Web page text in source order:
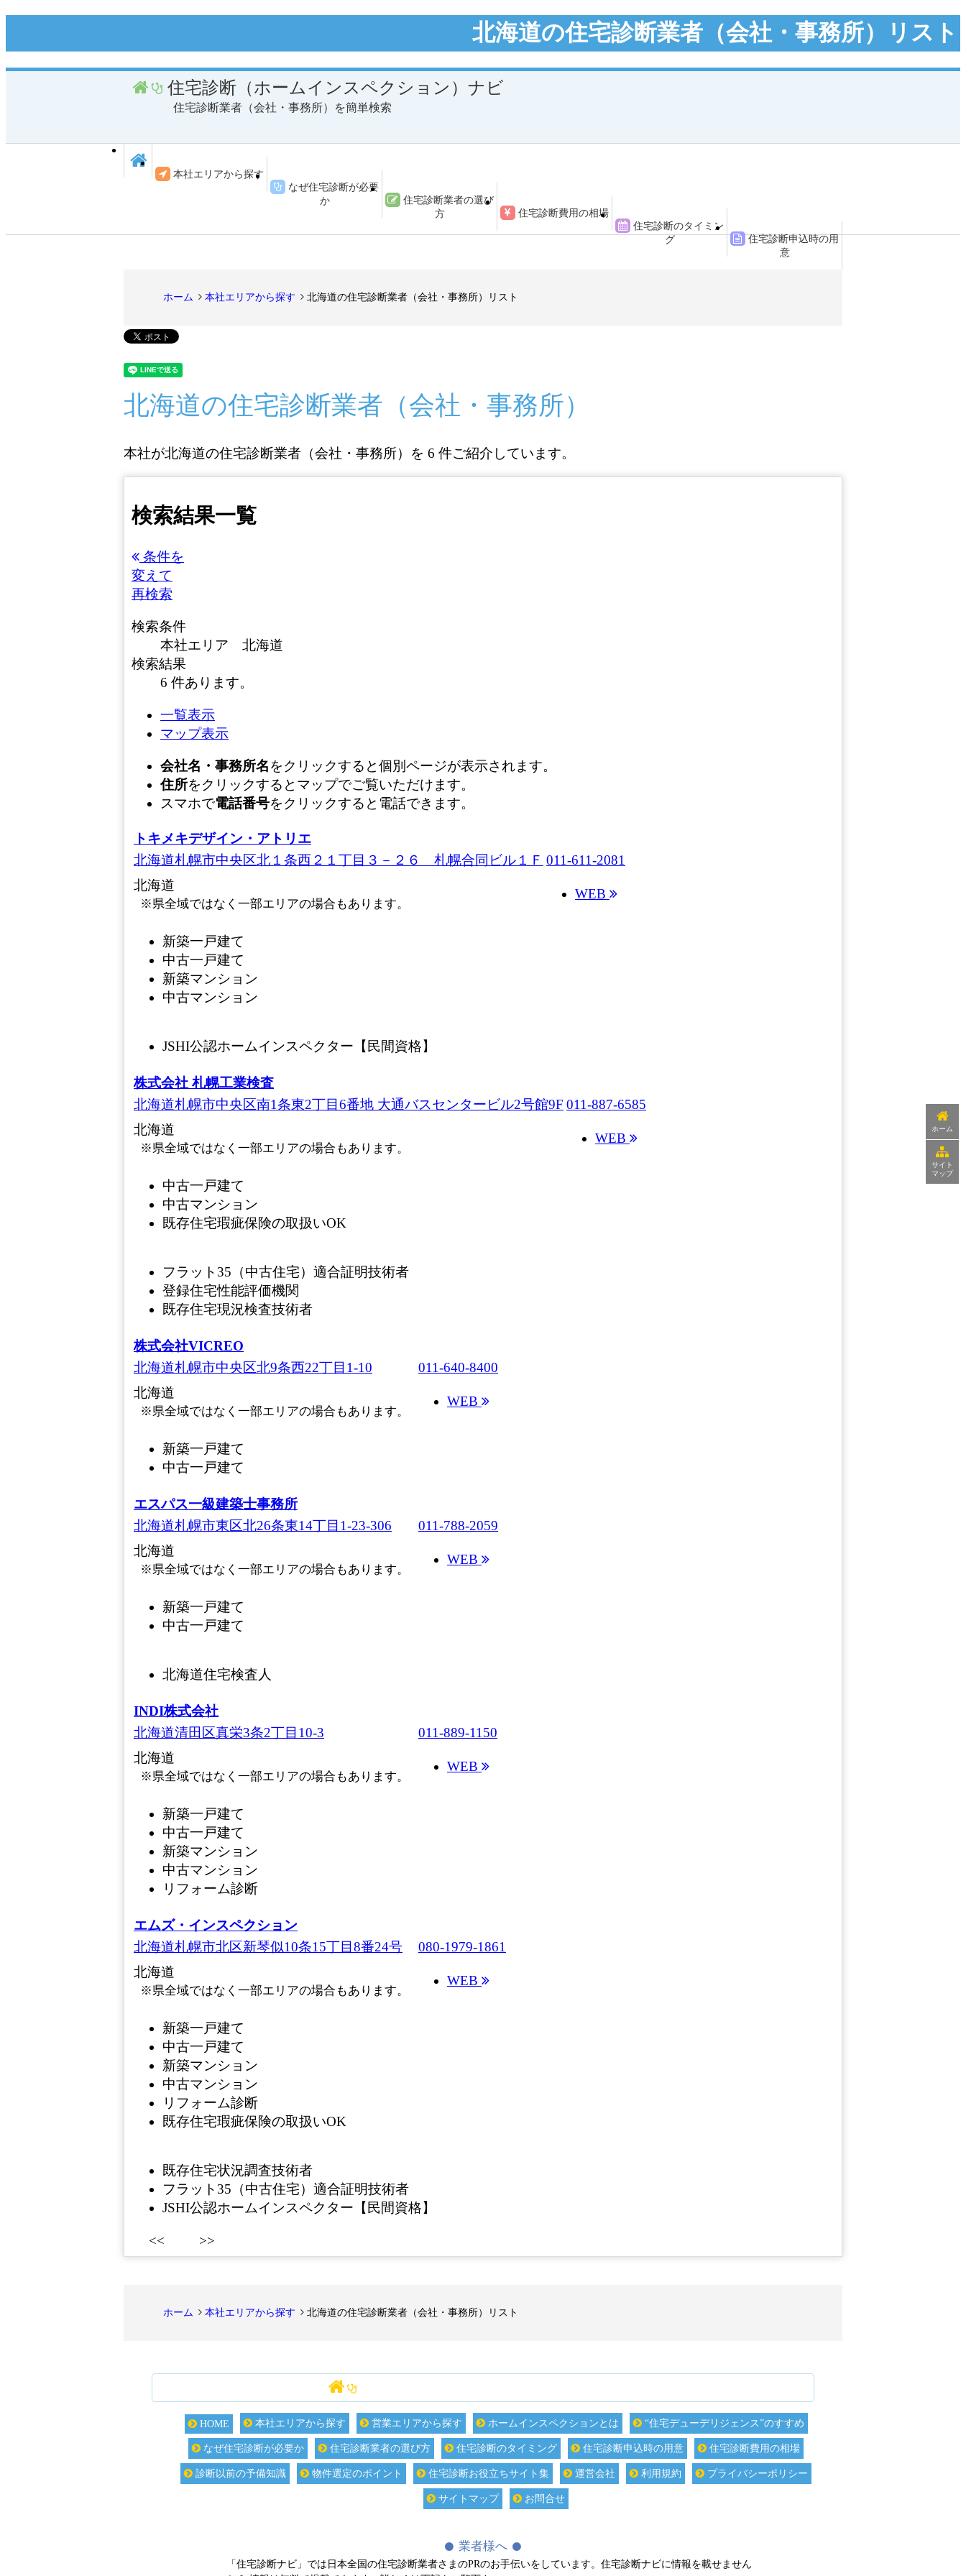
北海道の住宅診断業者（会社・事務所）リスト
住宅診断（ホームインスペクション）ナビ
住宅診断業者（会社・事務所）を簡単検索
本社エリアから探す
なぜ住宅診断が必要
か
住宅診断業者の選び
方
住宅診断費用の相場
住宅診断のタイミン
グ
住宅診断申込時の用
意
ホーム 本社エリアから探す 北海道の住宅診断業者（会社・事務所）リスト
ホーム
サイト
マップ
北海道の住宅診断業者（会社・事務所）
本社が北海道の住宅診断業者（会社・事務所）を 6 件ご紹介しています。
検索結果一覧
条件を
変えて
再検索
検索条件
本社エリア 北海道
検索結果
6 件あります。
一覧表示
マップ表示
会社名・事務所名をクリックすると個別ページが表示されます。
住所をクリックするとマップでご覧いただけます。
スマホで電話番号をクリックすると電話できます。
トキメキデザイン・アトリエ
北海道札幌市中央区北１条西２１丁目３－２６ 札幌合同ビル１Ｆ 011-611-2081
北海道
※県全域ではなく一部エリアの場合もあります。
WEB
新築一戸建て
中古一戸建て
新築マンション
中古マンション
JSHI公認ホームインスペクター【民間資格】
株式会社 札幌工業検査
北海道札幌市中央区南1条東2丁目6番地 大通バスセンタービル2号館9F 011-887-6585
北海道
※県全域ではなく一部エリアの場合もあります。
WEB
中古一戸建て
中古マンション
既存住宅瑕疵保険の取扱いOK
フラット35（中古住宅）適合証明技術者
登録住宅性能評価機関
既存住宅現況検査技術者
株式会社VICREO
北海道札幌市中央区北9条西22丁目1-10
011-640-8400
北海道
※県全域ではなく一部エリアの場合もあります。
WEB
新築一戸建て
中古一戸建て
エスパス一級建築士事務所
北海道札幌市東区北26条東14丁目1-23-306
011-788-2059
北海道
※県全域ではなく一部エリアの場合もあります。
WEB
新築一戸建て
中古一戸建て
北海道住宅検査人
INDI株式会社
北海道清田区真栄3条2丁目10-3
011-889-1150
北海道
※県全域ではなく一部エリアの場合もあります。
WEB
新築一戸建て
中古一戸建て
新築マンション
中古マンション
リフォーム診断
エムズ・インスペクション
北海道札幌市北区新琴似10条15丁目8番24号
080-1979-1861
北海道
※県全域ではなく一部エリアの場合もあります。
WEB
新築一戸建て
中古一戸建て
新築マンション
中古マンション
リフォーム診断
既存住宅瑕疵保険の取扱いOK
既存住宅状況調査技術者
フラット35（中古住宅）適合証明技術者
JSHI公認ホームインスペクター【民間資格】
<< >>
ホーム 本社エリアから探す 北海道の住宅診断業者（会社・事務所）リスト
HOME 本社エリアから探す 営業エリアから探す ホームインスペクションとは “住宅デューデリジェンス”のすすめ
なぜ住宅診断が必要か 住宅診断業者の選び方 住宅診断のタイミング 住宅診断申込時の用意 住宅診断費用の相場
診断以前の予備知識 物件選定のポイント 住宅診断お役立ちサイト集 運営会社 利用規約 プライバシーポリシー
サイトマップ お問合せ
業者様へ
「住宅診断ナビ」では日本全国の住宅診断業者さまのPRのお手伝いをしています。住宅診断ナビに情報を載せません